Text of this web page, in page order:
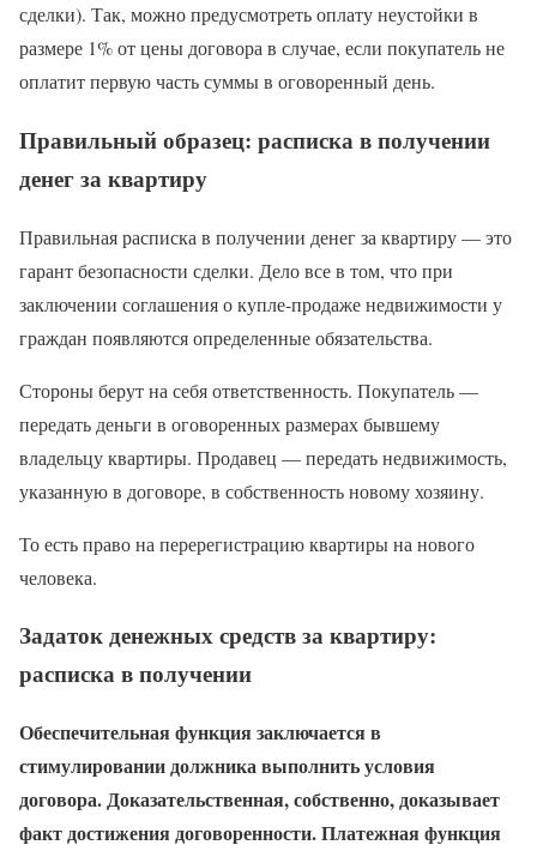
сделки). Так, можно предусмотреть оплату неустойки в
размере 1% от цены договора в случае, если покупатель не
оплатит первую часть суммы в оговоренный день.
Правильный образец: расписка в получении
денег за квартиру
Правильная расписка в получении денег за квартиру — это
гарант безопасности сделки. Дело все в том, что при
заключении соглашения о купле-продаже недвижимости у
граждан появляются определенные обязательства.
Стороны берут на себя ответственность. Покупатель —
передать деньги в оговоренных размерах бывшему
владельцу квартиры. Продавец — передать недвижимость,
указанную в договоре, в собственность новому хозяину.
То есть право на перерегистрацию квартиры на нового
человека.
Задаток денежных средств за квартиру:
расписка в получении
Обеспечительная функция заключается в
стимулировании должника выполнить условия
договора. Доказательственная, собственно, доказывает
факт достижения договоренности. Платежная функция